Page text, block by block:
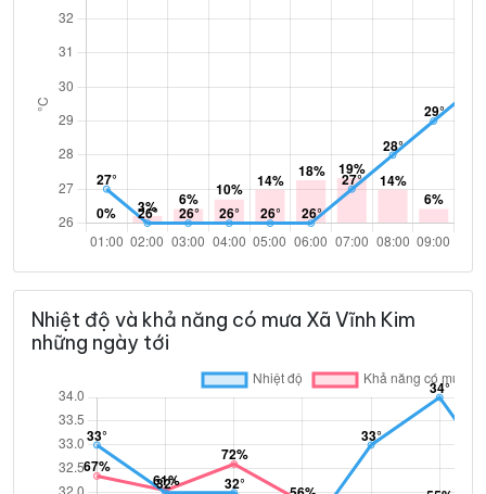
Nhiệt độ và khả năng có mưa Xã Vĩnh Kim
những ngày tới